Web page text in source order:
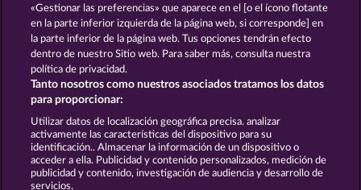
Términos y condiciones
Declaración de privacidad
Empresa
Enviar solicitud de desistimiento
«Gestionar las preferencias» que aparece en el [o el ícono flotante
en la parte inferior izquierda de la página web, si corresponde] en
la parte inferior de la página web. Tus opciones tendrán efecto
dentro de nuestro Sitio web. Para saber más, consulta nuestra
política de privacidad.
Tanto nosotros como nuestros asociados tratamos los datos
para proporcionar:
Utilizar datos de localización geográfica precisa. analizar
activamente las características del dispositivo para su
identificación.. Almacenar la información de un dispositivo o
acceder a ella. Publicidad y contenido personalizados, medición de
publicidad y contenido, investigación de audiencia y desarrollo de
servicios.